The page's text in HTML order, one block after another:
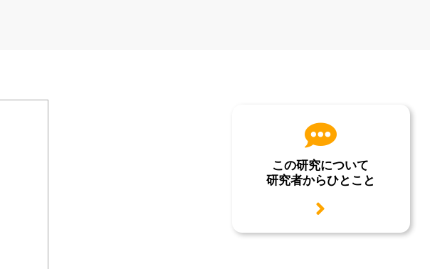
この研究について
研究者からひとこと